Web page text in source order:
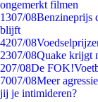
ongemerkt filmen
1307/08Benzineprijs
blijft
4207/08
2307/08Quake krijgt
207/08De
7007/08Meer
jij je intimideren?